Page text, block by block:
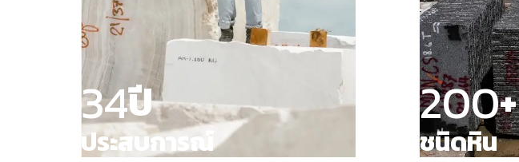
34ปี
ประสบการณ์
200+
ชนิดหิน